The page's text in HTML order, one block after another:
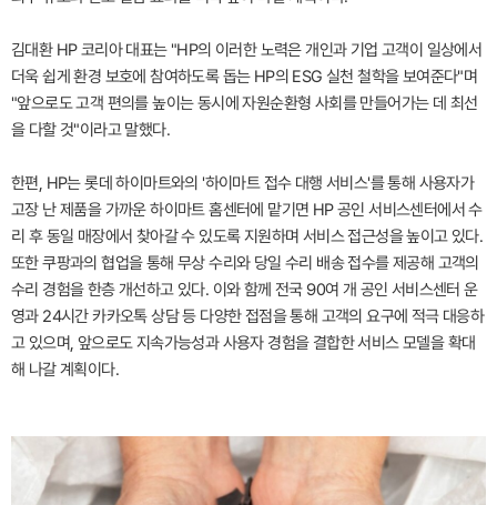
김대환 HP 코리아 대표는 "HP의 이러한 노력은 개인과 기업 고객이 일상에서
더욱 쉽게 환경 보호에 참여하도록 돕는 HP의 ESG 실천 철학을 보여준다"며
"앞으로도 고객 편의를 높이는 동시에 자원순환형 사회를 만들어가는 데 최선
을 다할 것"이라고 말했다.
한편, HP는 롯데 하이마트와의 '하이마트 접수 대행 서비스'를 통해 사용자가
고장 난 제품을 가까운 하이마트 홈센터에 맡기면 HP 공인 서비스센터에서 수
리 후 동일 매장에서 찾아갈 수 있도록 지원하며 서비스 접근성을 높이고 있다.
또한 쿠팡과의 협업을 통해 무상 수리와 당일 수리 배송 접수를 제공해 고객의
수리 경험을 한층 개선하고 있다. 이와 함께 전국 90여 개 공인 서비스센터 운
영과 24시간 카카오톡 상담 등 다양한 접점을 통해 고객의 요구에 적극 대응하
고 있으며, 앞으로도 지속가능성과 사용자 경험을 결합한 서비스 모델을 확대
해 나갈 계획이다.